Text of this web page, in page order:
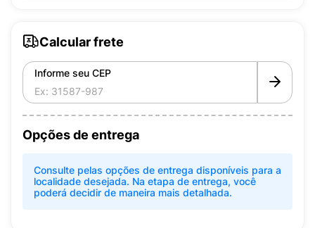
Calcular frete
Informe seu CEP
Opções de entrega
Consulte pelas opções de entrega disponíveis para a
localidade desejada. Na etapa de entrega, você
poderá decidir de maneira mais detalhada.